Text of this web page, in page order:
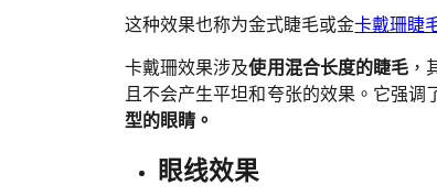
这种效果也称为金式睫毛或金卡戴珊睫
卡戴珊效果涉及使用混合长度的睫毛，
且不会产生平坦和夸张的效果。它强
型的眼睛。
眼线效果